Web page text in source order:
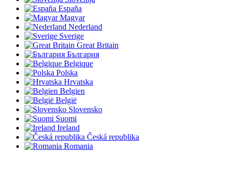
España
Magyar
Nederland
Sverige
Great Britain
България
Belgique
Polska
Hrvatska
Belgien
België
Slovensko
Suomi
Ireland
Česká republika
Romania